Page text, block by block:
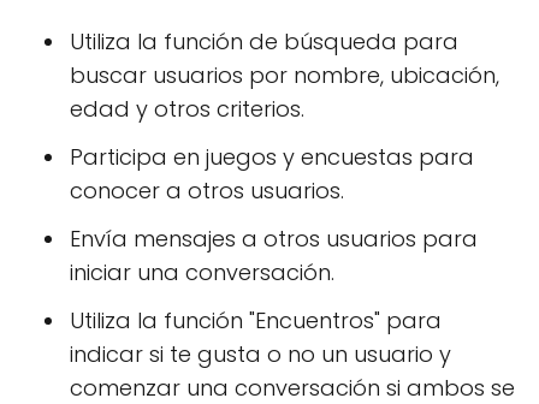
Utiliza la función de búsqueda para
buscar usuarios por nombre, ubicación,
edad y otros criterios.
Participa en juegos y encuestas para
conocer a otros usuarios.
Envía mensajes a otros usuarios para
iniciar una conversación.
Utiliza la función "Encuentros" para
indicar si te gusta o no un usuario y
comenzar una conversación si ambos se